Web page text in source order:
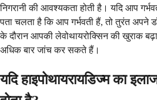
निगरानी की आवश्यकता होती है। यदि आप
पता चलता है कि आप गर्भवती हैं, तो तुरंत अपने
के दौरान आपकी लेवोथायरोक्सिन की खुराक
अधिक बार जांच कर सकते हैं।
यदि हाइपोथायरायडिज्म का